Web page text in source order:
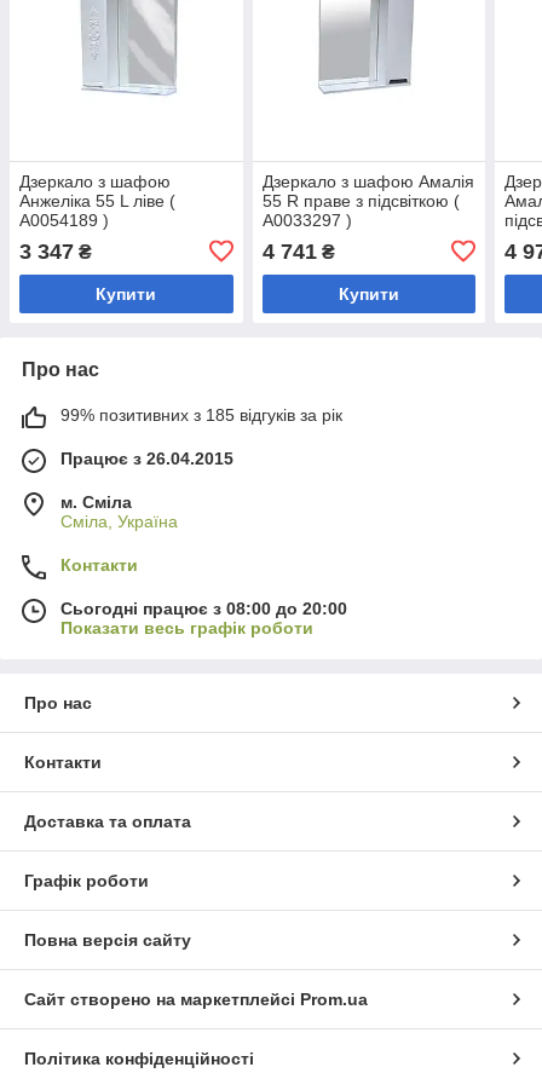
Дзеркало з шафою
Анжеліка 55 L ліве (
А0054189 )
3 347 ₴
Купити
Дзеркало з шафою Амалія
55 R праве з підсвіткою (
А0033297 )
4 741₴
Купити
4
Про нас
99% позитивних з 185 відгуків за рік
Працює з 26.04.2015
м. Сміла
Сміла, Україна
Контакти
Сьогодні працює з 08:00 до 20:00
Показати весь графік роботи
Про нас
Контакти
Доставка та оплата
Графік роботи
Повна версія сайту
Сайт створено на маркетплейсі Prom.ua
Політика конфіденційності